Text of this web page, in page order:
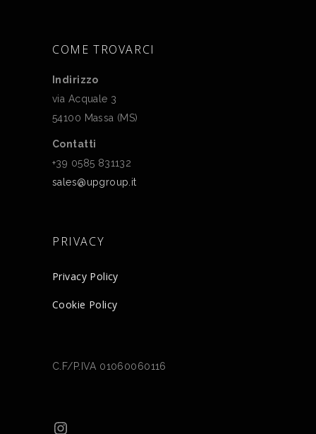
COME TROVARCI
Indirizzo
via Acquale 3
54100 Massa (MS)
Contatti
+39 0585 831132
sales@upgroup.it
PRIVACY
Privacy Policy
Cookie Policy
C.F/P.IVA 01060060116
Instagram